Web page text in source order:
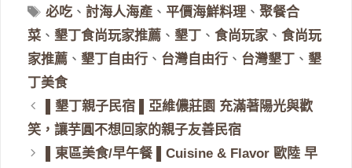
標
籤
必吃 、討海人海產 、平價海鮮料理 、聚餐合
菜 、 墾丁食尚玩家推薦 、 墾丁 、 食尚玩家 、 食尚玩
家推薦 、 墾丁自由行 、 台灣自由行 、 台灣墾丁 、 墾
丁美食
▌墾丁親子民宿 ▌亞維儂莊園 充滿著陽光與歡
笑，讓芋圓不想回家的親子友善民宿
▌東區美食/早午餐 ▌Cuisine & Flavor 歐陸 早